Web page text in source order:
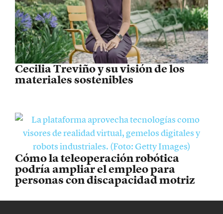
Cecilia Treviño y su visión de los
materiales sostenibles
Cómo la teleoperación robótica
podría ampliar el empleo para
personas con discapacidad motriz